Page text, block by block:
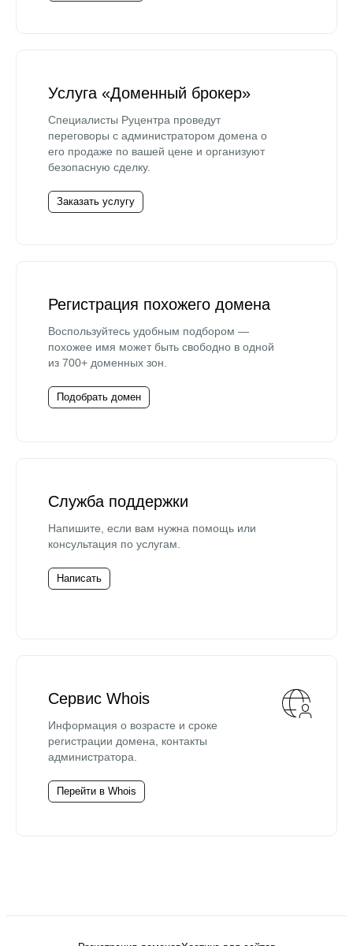
Услуга «Доменный брокер»
Специалисты Руцентра проведут
переговоры с администратором домена о
его продаже по вашей цене и организуют
безопасную сделку.
Заказать услугу
Регистрация похожего домена
Воспользуйтесь удобным подбором —
похожее имя может быть свободно в одной
из 700+ доменных зон.
Подобрать домен
Служба поддержки
Напишите, если вам нужна помощь или
консультация по услугам.
Написать
Сервис Whois
Информация о возрасте и сроке
регистрации домена, контакты
администратора.
Перейти в Whois